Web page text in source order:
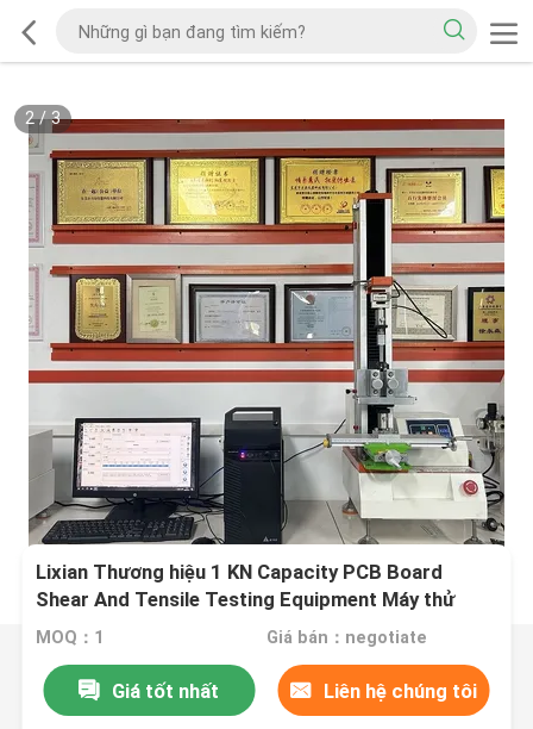
2/3
Lixian Thương hiệu 1 KN Capacity PCB Board
Shear And Tensile Testing Equipment Máy thử
nghiệm phổ quát
MOQ：1 Giá bán：negotiate
Giá tốt nhất Liên hệ chúng tôi